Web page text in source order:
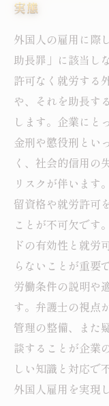
実態
外国人の雇用に際
助長罪」に該当し
許可なく就労する
や、それを助長す
します。企業にと
金刑や懲役刑とい
く、社会的信用の
リスクが伴います
留資格や就労許可
ことが不可欠です
ドの有効性と就労
らないことが重要
労働条件の説明や
す。弁護士の視点
管理の整備、また
談することが企業
しい知識と対応で
外国人雇用を実現